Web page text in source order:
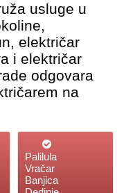
usluge u
, električar
i električar
odgovara
na
Palilula
Vračar
Banjica